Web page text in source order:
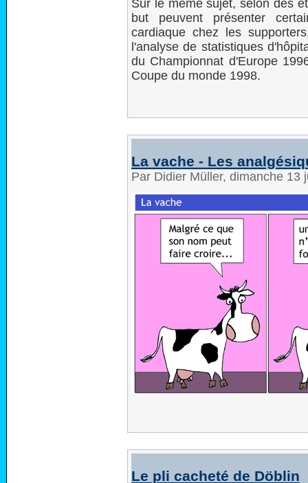
Sur le même sujet, selon des
but peuvent présenter
cardiaque chez les
l'analyse de statistiques
du Championnat d'Europe
Coupe du monde 1998.
La vache - Les
Par Didier Müller, dimanche 13
Le pli cacheté de Döblin